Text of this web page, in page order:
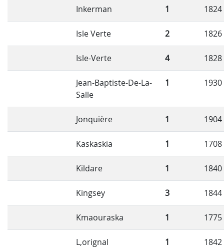
Inkerman 1 1824
Isle Verte 2 1826
Isle-Verte 4 1828
Jean-Baptiste-De-La-
Salle
1 1930
Jonquière 1 1904
Kaskaskia 1 1708
Kildare 1 1840
Kingsey 3 1844
Kmaouraska 1 1775
L,orignal 1 1842